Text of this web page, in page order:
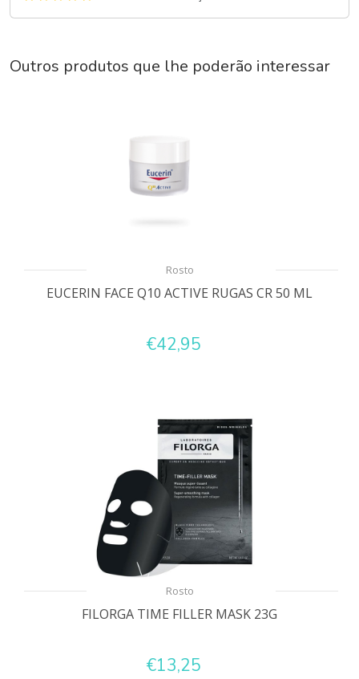
Outros produtos que lhe poderão interessar
Rosto
EUCERIN FACE Q10 ACTIVE RUGAS CR 50 ML
€42,95
Rosto
FILORGA TIME FILLER MASK 23G
€13,25